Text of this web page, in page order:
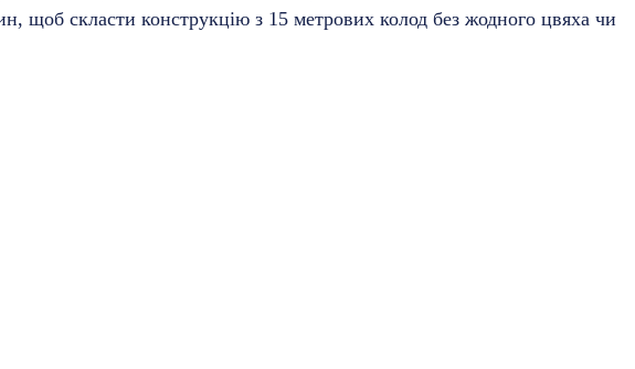
щоб скласти конструкцію з 15 метрових колод без жодного цвяха чи